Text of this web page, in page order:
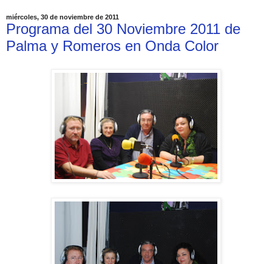
miércoles, 30 de noviembre de 2011
Programa del 30 Noviembre 2011 de
Palma y Romeros en Onda Color